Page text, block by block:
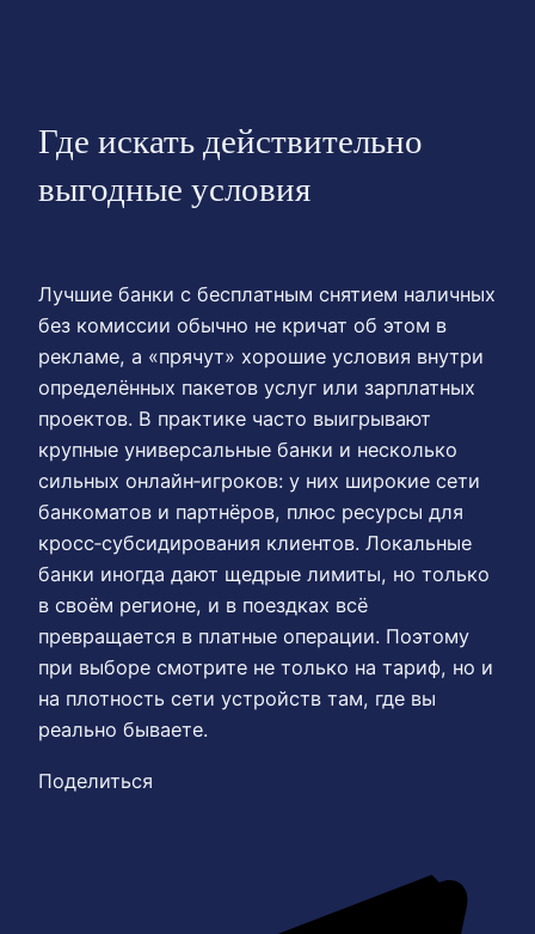
Где искать действительно
выгодные условия
Лучшие банки с бесплатным снятием наличных
без комиссии обычно не кричат об этом в
рекламе, а «прячут» хорошие условия внутри
определённых пакетов услуг или зарплатных
проектов. В практике часто выигрывают
крупные универсальные банки и несколько
сильных онлайн‑игроков: у них широкие сети
банкоматов и партнёров, плюс ресурсы для
кросс‑субсидирования клиентов. Локальные
банки иногда дают щедрые лимиты, но только
в своём регионе, и в поездках всё
превращается в платные операции. Поэтому
при выборе смотрите не только на тариф, но и
на плотность сети устройств там, где вы
реально бываете.
Поделиться